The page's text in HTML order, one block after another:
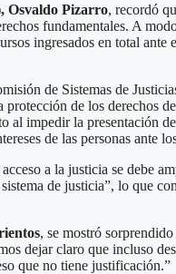
Osvaldo Pizarro, recordó
fundamentales. A
ingresados en total
de Sistemas de
de los derechos
al impedir la presentación
de las personas ante
a la justicia se debe
de justicia”, lo que
, se mostró
dejar claro que incluso
que no tiene justificación.”